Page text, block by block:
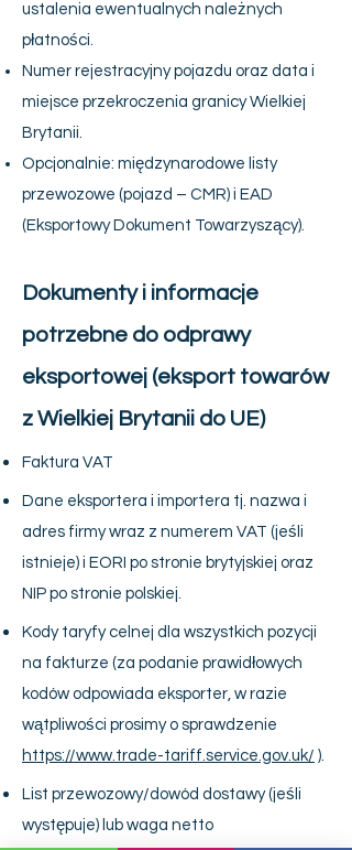
ustalenia ewentualnych należnych
płatności.
Numer rejestracyjny pojazdu oraz data i
miejsce przekroczenia granicy Wielkiej
Brytanii.
Opcjonalnie: międzynarodowe listy
przewozowe (pojazd – CMR) i EAD
(Eksportowy Dokument Towarzyszący).
Dokumenty i informacje
potrzebne do odprawy
eksportowej (eksport towarów
z Wielkiej Brytanii do UE)
Faktura VAT
Dane eksportera i importera tj. nazwa i
adres firmy wraz z numerem VAT (jeśli
istnieje) i EORI po stronie brytyjskiej oraz
NIP po stronie polskiej.
Kody taryfy celnej dla wszystkich pozycji
na fakturze (za podanie prawidłowych
kodów odpowiada eksporter, w razie
wątpliwości prosimy o sprawdzenie
https://www.trade-tariff.service.gov.uk/ ).
List przewozowy/dowód dostawy (jeśli
występuje) lub waga netto